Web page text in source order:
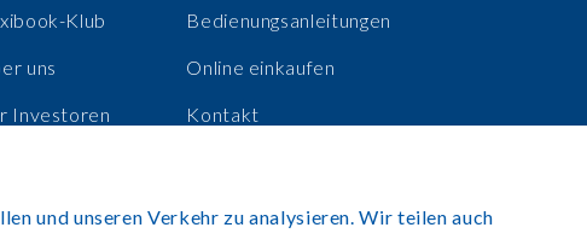
Klub
uns
Investoren
Bedienungsanleitungen
Online einkaufen
Kontakt
und unseren Verkehr zu analysieren. Wir teilen auch